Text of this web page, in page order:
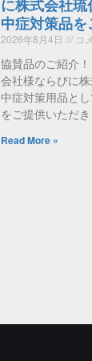
に株式会社
中症対策品を
2026年8月4日 コ
協賛品のご紹介
会社様ならびに
中症対策用品と
をご提供いただ
Read More »